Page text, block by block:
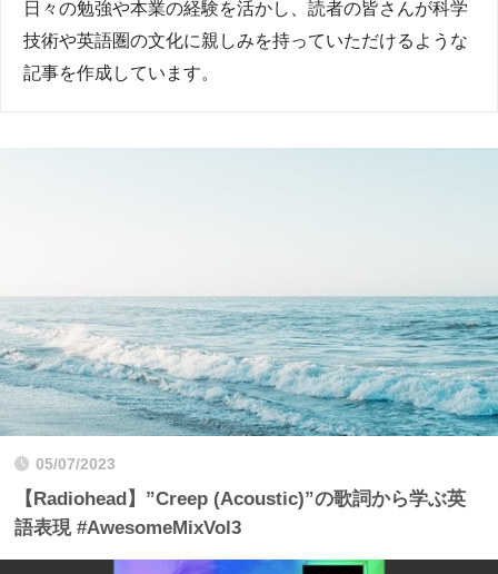
日々の勉強や本業の経験を活かし、読者の皆さんが科学
技術や英語圏の文化に親しみを持っていただけるような
記事を作成しています。
05/07/2023
【Radiohead】”Creep (Acoustic)”の歌詞から学ぶ英
語表現 #AwesomeMixVol3